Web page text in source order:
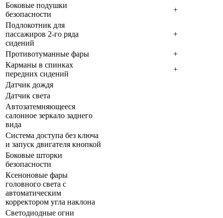
Боковые подушки
безопасности
+
Подлокотник для
пассажиров 2-го ряда
сидений
+
Противотуманные фары
+
Карманы в спинках
передних сидений
+
Датчик дождя
Датчик света
Автозатемняющееся
салонное зеркало заднего
вида
Система доступа без ключа
и запуск двигателя кнопкой
Боковые шторки
безопасности
Ксеноновые фары
головного света с
автоматическим
корректором угла наклона
Светодиодные огни